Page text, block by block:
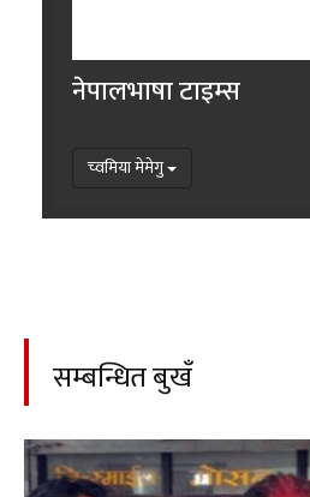
नेपालभाषा टाइम्स
च्वमिया मेमेगु
सम्बन्धित बुखँ